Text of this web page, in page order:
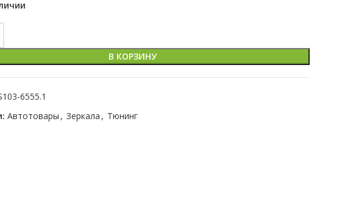
В КОРЗИНУ
6555.1
Автотовары , Зеркала , Тюнинг